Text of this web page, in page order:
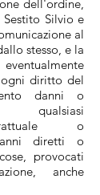
dell'ordine,
Silvio e
al
stesso, e la
ogni diritto del
danni o
qualsiasi
o
diretti o
provocati
anche